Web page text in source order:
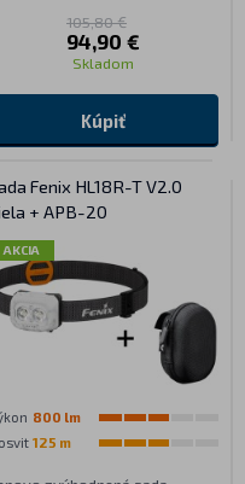
105,80 €
94,90 €
Skladom
Kúpiť
Fenix HL18R-T V2.0
+ APB-20
AKCIA
800 lm
125 m